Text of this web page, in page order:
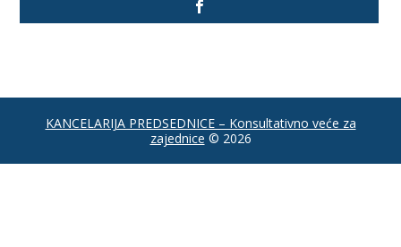
KANCELARIJA PREDSEDNICE – Konsultativno veće za
zajednice © 2026